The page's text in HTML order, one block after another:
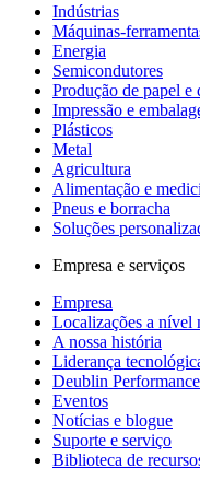
Indústrias
Máquinas-
Energia
Semicondutores
Produção de papel e
Impressão e
Plásticos
Metal
Agricultura
Alimentação e
Pneus e borracha
Soluções
Empresa e serviços
Empresa
Localizações a nível
A nossa história
Liderança
Deublin
Eventos
Notícias e blogue
Suporte e serviço
Biblioteca de